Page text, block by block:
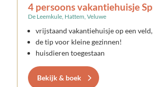
4 persoons vakantiehuisje
De Leemkule, Hattem, Veluwe
vrijstaand vakantiehuisje op een veld,
de tip voor kleine gezinnen!
huisdieren toegestaan
Bekijk & boek